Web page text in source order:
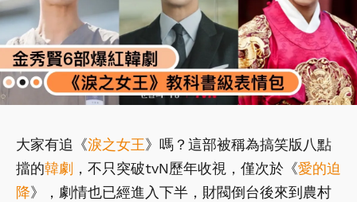
大家有追《淚之女王》嗎？這部被稱為搞笑版八點
擋的韓劇 ，不只突破tvN歷年收視，僅次於《愛的迫
降》，劇情也已經進入下半，財閥倒台後來到農村